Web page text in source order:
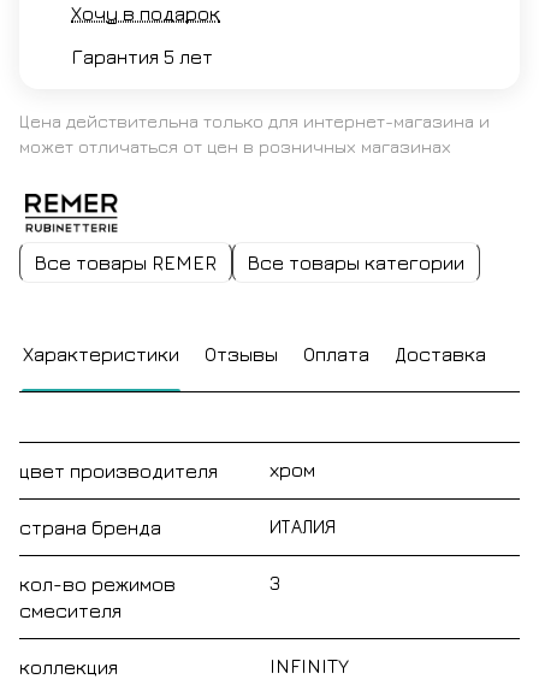
Хочу в подарок
Гарантия 5 лет
Цена действительна только для интернет-магазина и
может отличаться от цен в розничных магазинах
Все товары REMER Все товары категории
Характеристики Отзывы Оплата Доставка
цвет производителя хром
страна бренда ИТАЛИЯ
кол-во режимов
смесителя
3
коллекция INFINITY